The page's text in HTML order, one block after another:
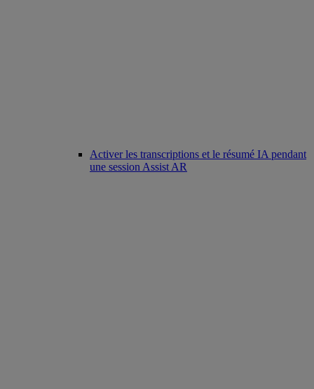
Activer les transcriptions et le résumé IA pendant
une session Assist AR